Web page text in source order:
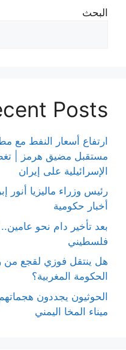
البحث
Posts
ارتفاع أسعار النفط مع
مستقبل مضيق هرمز |
الإسرائيلية على إيران
رئيس وزراء ماليزيا أنور
أخبار حكومية
بعد تأخير دام نحو
فلسطيني
هل ينتقل فوزي لقجع من
الحكومة المغربية؟
الحوثيون يجددون
ميناء المخا اليمني